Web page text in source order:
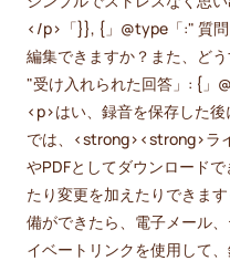
</p>「}}, {」@type「:" 質
編集できますか？また、ど
"受け入れられた回答」: {」
<p>はい、録音を保存した
では、<strong><strong>ラ
やPDFとしてダウンロード
たり変更を加えたりできま
備ができたら、電子メール
イベートリンクを使用して